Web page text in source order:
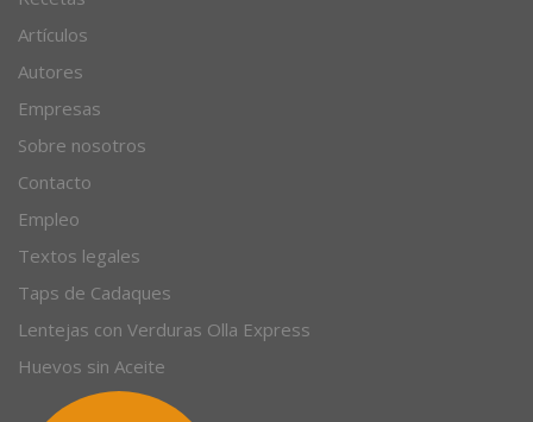
Artículos
Autores
Empresas
Sobre nosotros
Contacto
Empleo
Textos legales
Taps de Cadaques
Lentejas con Verduras Olla Express
Huevos sin Aceite